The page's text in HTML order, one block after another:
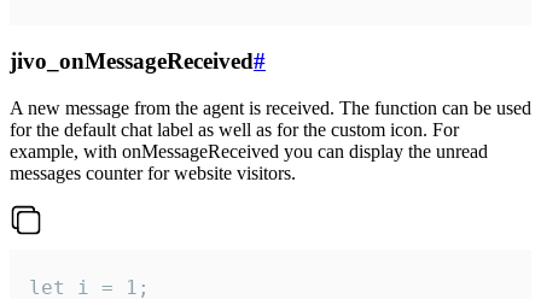
jivo_onMessageReceived#
A new message from the agent is received. The function can be used
for the default chat label as well as for the custom icon. For
example, with onMessageReceived you can display the unread
messages counter for website visitors.
let i = 1;